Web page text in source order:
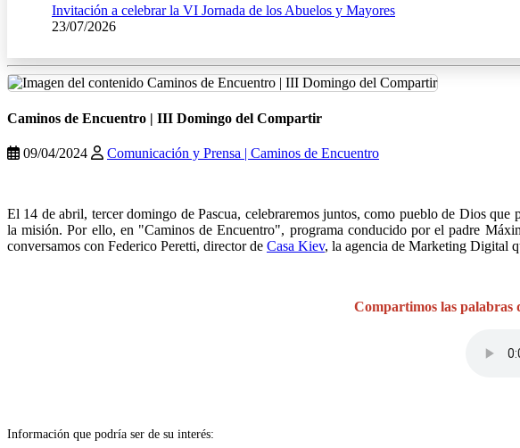
Invitación a celebrar la VI Jornada de los Abuelos y Mayores
23/07/2026
Caminos de Encuentro | III Domingo del Compartir
09/04/2024
Comunicación y Prensa | Caminos de Encuentro
El 14 de abril, tercer domingo de Pascua, celebraremos juntos, como pueblo de Dios que
la misión. Por ello, en "Caminos de Encuentro", programa conducido por el padre
conversamos con Federico Peretti, director de Casa Kiev, la agencia de Marketing Digital
Compartimos las palabras
Información que podría ser de su interés: